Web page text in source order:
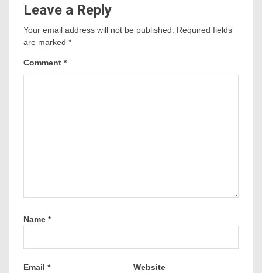
Leave a Reply
Your email address will not be published. Required fields
are marked *
Comment *
Name *
Email * Website